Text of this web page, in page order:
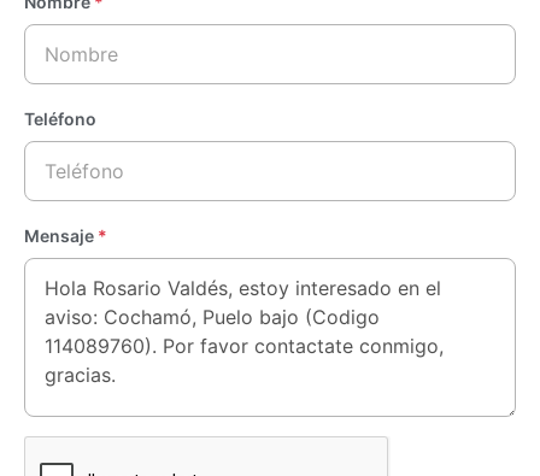
Teléfono
Mensaje *